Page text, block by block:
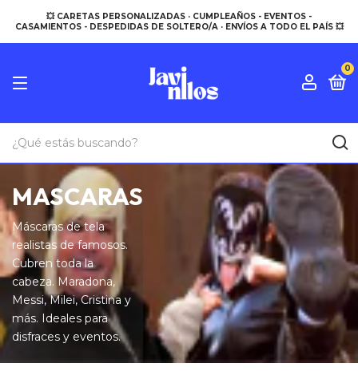
💥 CARETAS PERSONALIZADAS · CUMPLEAÑOS - EVENTOS -
CASAMIENTOS - DESPEDIDAS DE SOLTERO/A · ENVÍOS A TODO EL PAÍS 💥
0
MASCARAS
Máscaras de tela
realistas de famosos.
Cubren toda la
cabeza. Maradona,
Messi, Milei, Cristina y
más. Ideales para
disfraces y eventos.